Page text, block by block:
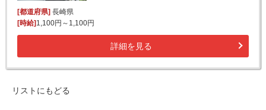
[都道府県] 長崎県
[時給] 1,100円～1,100円
詳細を見る
リストにもどる